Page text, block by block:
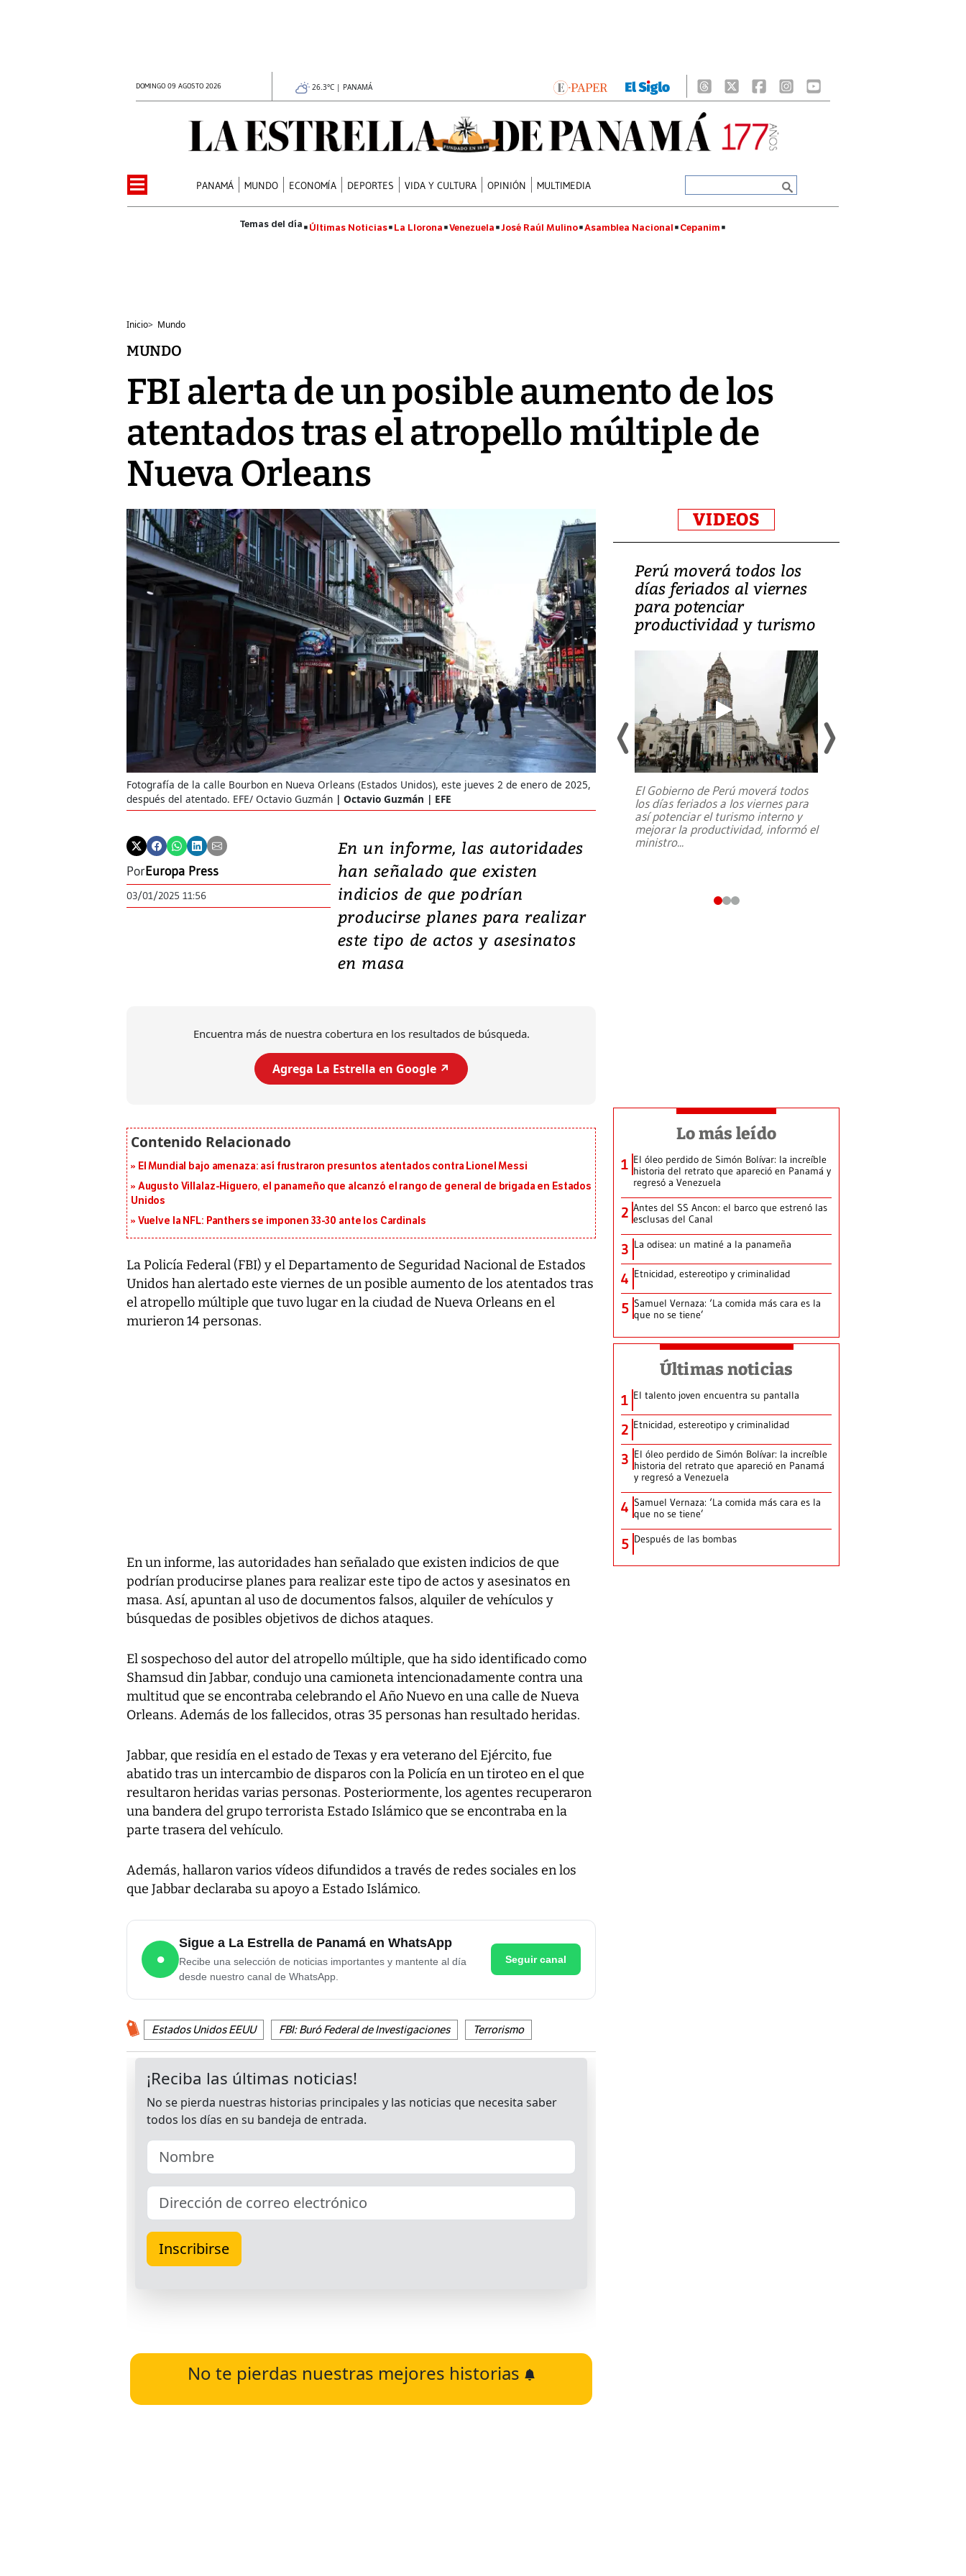
DOMINGO 09 AGOSTO 2026 26.3°C | PANAMÁ
PANAMÁ MUNDO ECONOMÍA DEPORTES VIDA Y CULTURA OPINIÓN MULTIMEDIA
Últimas Noticias La Llorona Venezuela José Raúl Mulino Asamblea Nacional Cepanim
Inicio> Mundo
MUNDO
FBI alerta de un posible aumento de los
atentados tras el atropello múltiple de
Nueva Orleans
Fotografía de la calle Bourbon en Nueva Orleans (Estados Unidos), este jueves 2 de enero de 2025,
después del atentado. EFE/ Octavio Guzmán
Octavio Guzmán | EFE
PorEuropa Press
03/01/2025 11:56
En un informe, las autoridades
han señalado que existen
indicios de que podrían
producirse planes para realizar
este tipo de actos y asesinatos
en masa
Encuentra más de nuestra cobertura en los resultados de búsqueda.
Agrega La Estrella en Google ↗️
El Mundial bajo amenaza: así frustraron presuntos atentados contra Lionel Messi
Augusto Villalaz-Higuero, el panameño que alcanzó el rango de general de brigada en Estados
Unidos
Vuelve la NFL: Panthers se imponen 33-30 ante los Cardinals
La Policía Federal (FBI) y el Departamento de Seguridad Nacional de Estados
Unidos han alertado este viernes de un posible aumento de los atentados tras
el atropello múltiple que tuvo lugar en la ciudad de Nueva Orleans en el
murieron 14 personas.
En un informe, las autoridades han señalado que existen indicios de que
podrían producirse planes para realizar este tipo de actos y asesinatos en
masa. Así, apuntan al uso de documentos falsos, alquiler de vehículos y
búsquedas de posibles objetivos de dichos ataques.
El sospechoso del autor del atropello múltiple, que ha sido identificado como
Shamsud din Jabbar, condujo una camioneta intencionadamente contra una
multitud que se encontraba celebrando el Año Nuevo en una calle de Nueva
Orleans. Además de los fallecidos, otras 35 personas han resultado heridas.
Jabbar, que residía en el estado de Texas y era veterano del Ejército, fue
abatido tras un intercambio de disparos con la Policía en un tiroteo en el que
resultaron heridas varias personas. Posteriormente, los agentes recuperaron
una bandera del grupo terrorista Estado Islámico que se encontraba en la
parte trasera del vehículo.
Además, hallaron varios vídeos difundidos a través de redes sociales en los
que Jabbar declaraba su apoyo a Estado Islámico.
●
Sigue a La Estrella de Panamá en WhatsApp
Recibe una selección de noticias importantes y mantente al día
desde nuestro canal de WhatsApp.
Seguir canal
Estados Unidos EEUU FBI: Buró Federal de Investigaciones Terrorismo
No te pierdas nuestras mejores historias
VIDEOS
Video: Lula lanza su
candidatura con
promesas de inversión
en defensa, educación y
tierras raras
Entre recuerdos y escuetas
da Silva, oficializó este domingo su
candidatura...
Perú moverá todos los
días feriados al viernes
para potenciar
productividad y turismo
El Gobierno de Perú moverá todos
los días feriados a los viernes para
así potenciar el turismo interno y
mejorar la productividad, informó el
ministro...
Lo más leído
1 El óleo perdido de Simón Bolívar: la increíble
historia del retrato que apareció en Panamá y
regresó a Venezuela
2 Antes del SS Ancon: el barco que estrenó las
esclusas del Canal
3 La odisea: un matiné a la panameña
4 Etnicidad, estereotipo y criminalidad
5 Samuel Vernaza: ‘La comida más cara es la
que no se tiene’
Últimas noticias
1 El talento joven encuentra su pantalla​
2 Etnicidad, estereotipo y criminalidad
3 El óleo perdido de Simón Bolívar: la increíble
historia del retrato que apareció en Panamá
y regresó a Venezuela
4 Samuel Vernaza: ‘La comida más cara es la
que no se tiene’
5 Después de las bombas